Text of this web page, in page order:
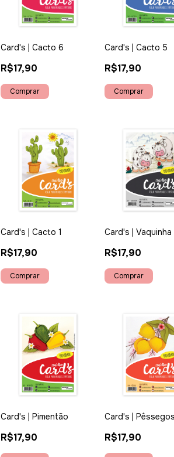
Card's | Cacto 6
R$17,90
Card's | Cacto 5
R$17,90
Card's | Cacto 1
R$17,90
Card's | Vaquinha
R$17,90
Card's | Pimentão
R$17,90
Card's | Pêssegos
R$17,90